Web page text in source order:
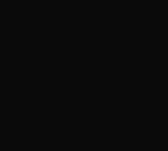
поднять
30 мм